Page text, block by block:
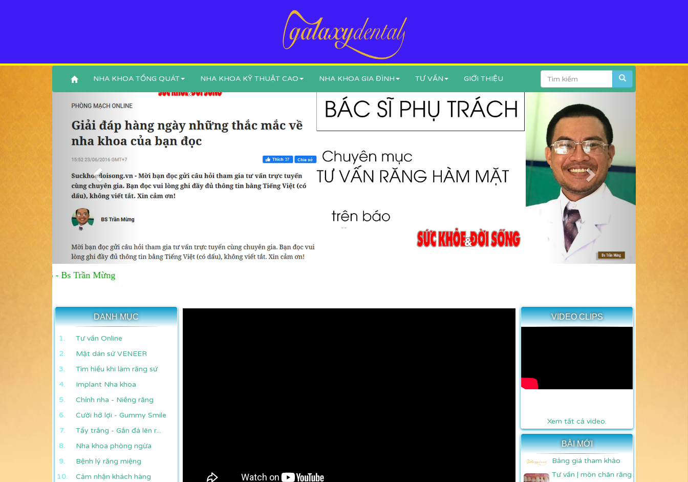
NHA KHOA TỔNG QUÁT NHA KHOA KỸ THUẬT CAO NHA KHOA GIA ĐÌNH TƯ VẤN GIỚI THIỆU
Next
126 - Bs Trần Mừng
DANH MỤC
Tư vấn Online
Mặt dán sứ VENEER
Tìm hiểu khi làm răng sứ
Implant Nha khoa
Chỉnh nha - Niềng răng
Cười hở lợi - Gummy Smile
Tẩy trắng - Gắn đá lên r...
Nha khoa phòng ngừa
Bệnh lý răng miệng
Cảm nhận khách hàng
VIDEO CLIPS
Xem tất cả video.
BÀI MỚI
Bảng giá tham khảo
Tư vấn | mòn chân răng